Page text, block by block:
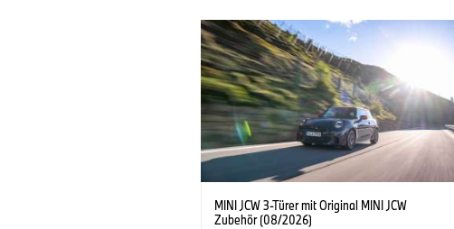
MINI JCW 3-Türer mit Original MINI JCW
Zubehör (08/2026)